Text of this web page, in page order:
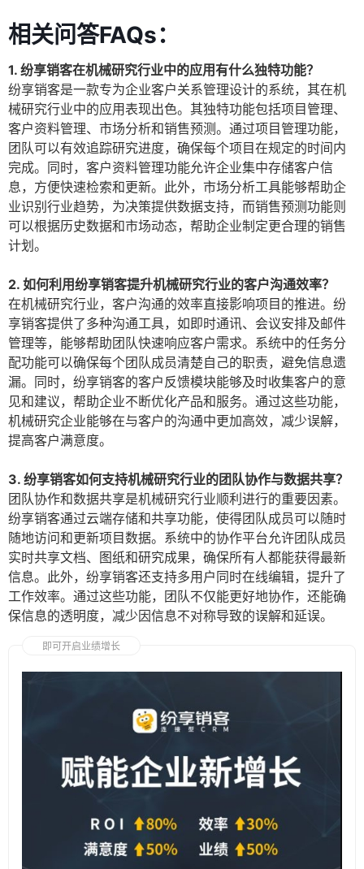
相关问答FAQs：
1. 纷享销客在机械研究行业中的应用有什么独特功能？
纷享销客是一款专为企业客户关系管理设计的系统，其在机
械研究行业中的应用表现出色。其独特功能包括项目管理、
客户资料管理、市场分析和销售预测。通过项目管理功能，
团队可以有效追踪研究进度，确保每个项目在规定的时间内
完成。同时，客户资料管理功能允许企业集中存储客户信
息，方便快速检索和更新。此外，市场分析工具能够帮助企
业识别行业趋势，为决策提供数据支持，而销售预测功能则
可以根据历史数据和市场动态，帮助企业制定更合理的销售
计划。
2. 如何利用纷享销客提升机械研究行业的客户沟通效率？
在机械研究行业，客户沟通的效率直接影响项目的推进。纷
享销客提供了多种沟通工具，如即时通讯、会议安排及邮件
管理等，能够帮助团队快速响应客户需求。系统中的任务分
配功能可以确保每个团队成员清楚自己的职责，避免信息遗
漏。同时，纷享销客的客户反馈模块能够及时收集客户的意
见和建议，帮助企业不断优化产品和服务。通过这些功能，
机械研究企业能够在与客户的沟通中更加高效，减少误解，
提高客户满意度。
3. 纷享销客如何支持机械研究行业的团队协作与数据共享？
团队协作和数据共享是机械研究行业顺利进行的重要因素。
纷享销客通过云端存储和共享功能，使得团队成员可以随时
随地访问和更新项目数据。系统中的协作平台允许团队成员
实时共享文档、图纸和研究成果，确保所有人都能获得最新
信息。此外，纷享销客还支持多用户同时在线编辑，提升了
工作效率。通过这些功能，团队不仅能更好地协作，还能确
保信息的透明度，减少因信息不对称导致的误解和延误。
即可开启业绩增长